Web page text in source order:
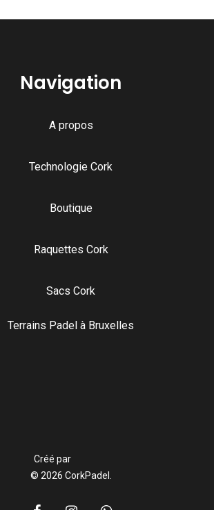
Navigation
A propos
Technologie Cork
Boutique
Raquettes Cork
Sacs Cork
Terrains Padel à Bruxelles
Créé par
© 2026 CorkPadel.